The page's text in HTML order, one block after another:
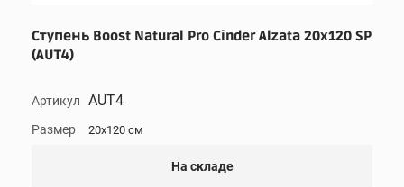
Ступень Boost Natural Pro Cinder Alzata 20x120 SP
(AUT4)
Артикул AUT4
Размер 20x120 см
На складе